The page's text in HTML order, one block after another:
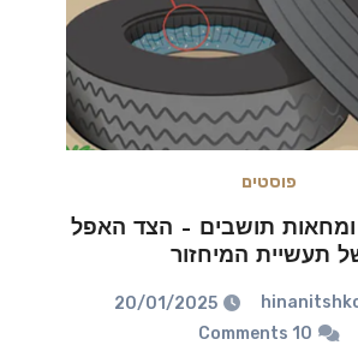
פוסטים
ומחאות תושבים – הצד האפל
תעשיית המיחזור
20/01/2025
10 Comments